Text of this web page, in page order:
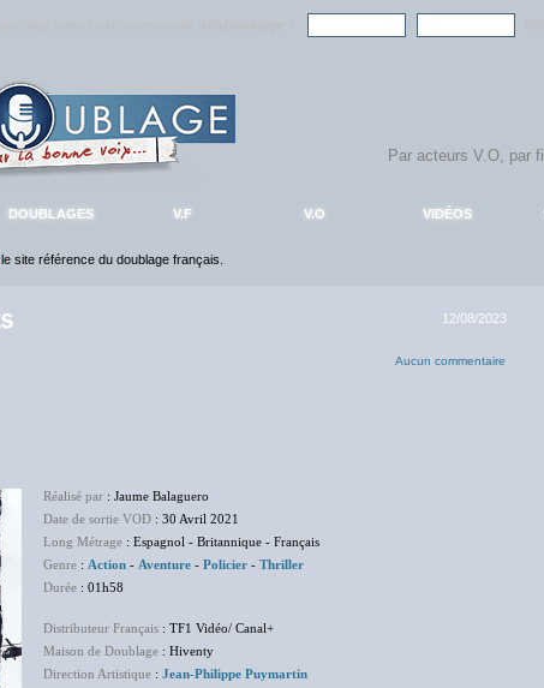
DOUBLAGES V.F V.O VIDÉOS
, le site référence du doublage français.
12/08/2023
Aucun commentaire
Réalisé par : Jaume Balaguero
Date de sortie VOD : 30 Avril 2021
Long Métrage : Espagnol - Britannique - Français
Genre : Action - Aventure - Policier - Thriller
Durée : 01h58
Distributeur Français : TF1 Vidéo/ Canal+
Maison de Doublage : Hiventy
Direction Artistique : Jean-Philippe Puymartin